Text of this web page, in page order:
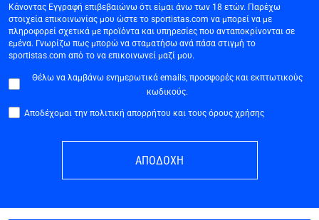
Κάνοντας Εγγραφή επιβεβαιώνω ότι είμαι άνω των 18 ετών. Παρέχω
στοιχεία επικοινωνίας μου ώστε το sportistas.com να μπορεί να με
πληροφορεί σχετικά με προϊόντα και υπηρεσίες που ανταποκρίνονται σε
εμένα. Γνωρίζω πως μπορώ να σταματήσω ανά πάσα στιγμή το
sportistas.com από το να επικοινωνεί μαζί μου.
Θέλω να λαμβάνω ενημερωτικά emails, προσφορές και εκπτωτικούς
κωδικούς.
Αποδέχομαι την πολιτική απορρήτου και τους όρους χρήσης
ΑΠΟΔΟΧΗ